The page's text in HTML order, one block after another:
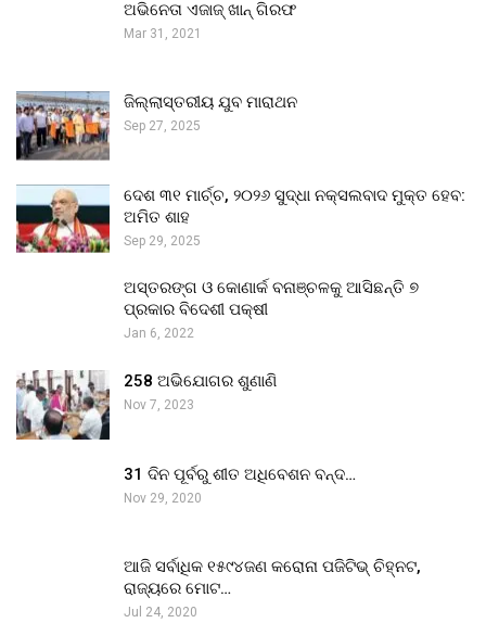
ଅଭିନେତା ଏଜାଜ୍ ଖାନ୍ ଗିରଫ
Mar 31, 2021
ଜିଲ୍ଲାସ୍ତରୀୟ ଯୁବ ମାରାଥନ
Sep 27, 2025
ଦେଶ ୩୧ ମାର୍ଚ୍ଚ, ୨୦୨୬ ସୁଦ୍ଧା ନକ୍ସଲବାଦ ମୁକ୍ତ ହେବ:
ଅମିତ ଶାହ
Sep 29, 2025
ଅସ୍ତରଙ୍ଗ ଓ କୋଣାର୍କ ବନାଞ୍ଚଳକୁ ଆସିଛନ୍ତି ୭
ପ୍ରକାର ବିଦେଶୀ ପକ୍ଷୀ
Jan 6, 2022
258 ଅଭିଯୋଗର ଶୁଣାଣି
Nov 7, 2023
31 ଦିନ ପୂର୍ବରୁ ଶୀତ ଅଧିବେଶନ ବନ୍ଦ…
Nov 29, 2020
ଆଜି ସର୍ବାଧିକ ୧୫୯୪ଜଣ କରୋନା ପଜିଟିଭ୍ ଚିହ୍ନଟ,
ରାଜ୍ୟରେ ମୋଟ…
Jul 24, 2020